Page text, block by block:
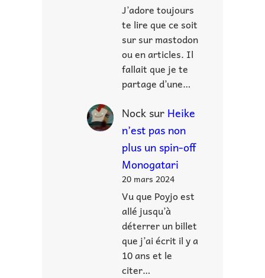
J’adore toujours
te lire que ce soit
sur sur mastodon
ou en articles. Il
fallait que je te
partage d’une…
Nocksur Heike
n’est pas non
plus un spin-off
Monogatari
20 mars 2024
Vu que Poyjo est
allé jusqu’à
déterrer un billet
que j’ai écrit il y a
10 ans et le
citer…